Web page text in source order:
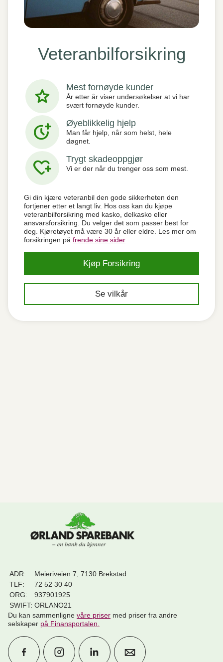
Veteranbilforsikring
star Mest fornøyde kunder
År etter år viser undersøkelser at vi har
svært fornøyde kunder.
more_time Øyeblikkelig hjelp
Man får hjelp, når som helst, hele
døgnet.
heart_plus Trygt skadeoppgjør
Vi er der når du trenger oss som mest.
Gi din kjære veteranbil den gode sikkerheten den
fortjener etter et langt liv. Hos oss kan du kjøpe
veteranbilforsikring med kasko, delkasko eller
ansvarsforsikring. Du velger det som passer best for
deg. Kjøretøyet må være 30 år eller eldre. Les mer om
forsikringen på frende sine sider
Kjøp Forsikring
Se vilkår
ADR:
Meieriveien 7, 7130 Brekstad
TLF:
72 52 30 40
ORG:
937901925
SWIFT: ORLANO21
Du kan sammenligne våre priser med priser fra andre
selskaper på Finansportalen